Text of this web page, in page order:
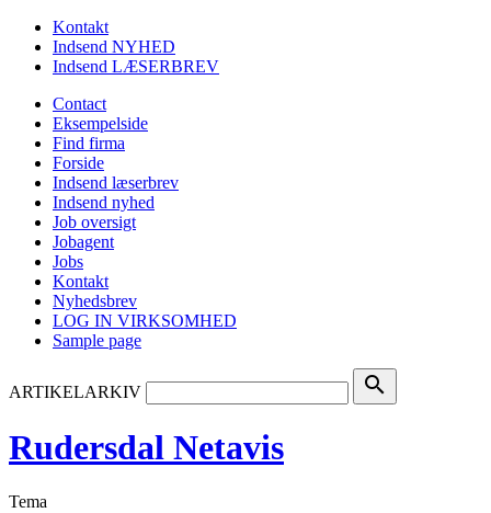
Kontakt
Indsend NYHED
Indsend LÆSERBREV
Contact
Eksempelside
Find firma
Forside
Indsend læserbrev
Indsend nyhed
Job oversigt
Jobagent
Jobs
Kontakt
Nyhedsbrev
LOG IN VIRKSOMHED
Sample page
ARTIKELARKIV search
Rudersdal Netavis
Tema